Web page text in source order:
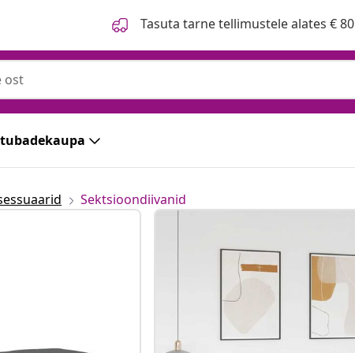
Tasuta tarne tellimustele alates € 80
Sektsioondiivanid